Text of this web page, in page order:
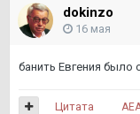
dokinzo
16 мая
банить Евгения
Цитата